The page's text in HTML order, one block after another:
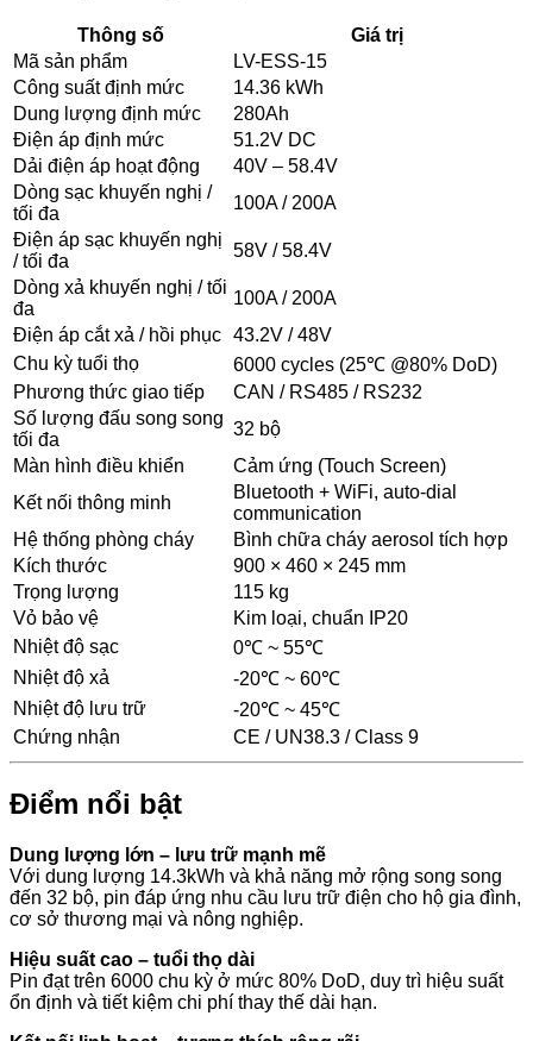
Thông số
Giá trị
Mã sản phẩm
LV-ESS-15
Công suất định mức
14.36 kWh
Dung lượng định mức
280Ah
Điện áp định mức
51.2V DC
Dải điện áp hoạt động
40V – 58.4V
Dòng sạc khuyến nghị /
tối đa
100A / 200A
Điện áp sạc khuyến nghị
/ tối đa
58V / 58.4V
Dòng xả khuyến nghị / tối
đa
100A / 200A
Điện áp cắt xả / hồi phục 43.2V / 48V
Chu kỳ tuổi thọ
6000 cycles (25℃ @80% DoD)
Phương thức giao tiếp
CAN / RS485 / RS232
Số lượng đấu song song
tối đa
32 bộ
Màn hình điều khiển
Cảm ứng (Touch Screen)
Kết nối thông minh
Bluetooth + WiFi, auto-dial
communication
Hệ thống phòng cháy
Bình chữa cháy aerosol tích hợp
Kích thước
900 × 460 × 245 mm
Trọng lượng
115 kg
Vỏ bảo vệ
Kim loại, chuẩn IP20
Nhiệt độ sạc
0℃ ~ 55℃
Nhiệt độ xả
-20℃ ~ 60℃
Nhiệt độ lưu trữ
-20℃ ~ 45℃
Chứng nhận
CE / UN38.3 / Class 9
Điểm nổi bật
Dung lượng lớn – lưu trữ mạnh mẽ
Với dung lượng 14.3kWh và khả năng mở rộng song song
đến 32 bộ, pin đáp ứng nhu cầu lưu trữ điện cho hộ gia đình,
cơ sở thương mại và nông nghiệp.
Hiệu suất cao – tuổi thọ dài
Pin đạt trên 6000 chu kỳ ở mức 80% DoD, duy trì hiệu suất
ổn định và tiết kiệm chi phí thay thế dài hạn.